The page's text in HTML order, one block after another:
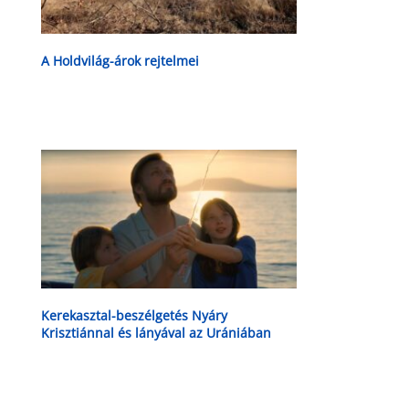
A Holdvilág-árok rejtelmei
Kerekasztal-beszélgetés Nyáry
Krisztiánnal és lányával az Urániában